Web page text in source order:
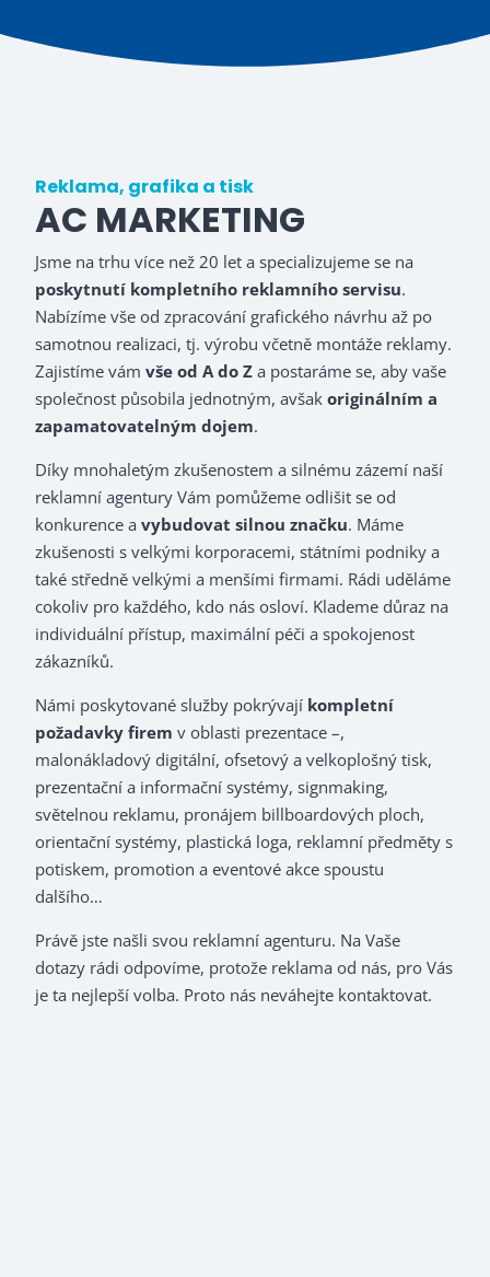
Reklama, grafika a tisk
AC MARKETING
Jsme na trhu více než 20 let a specializujeme se na
poskytnutí kompletního reklamního servisu.
Nabízíme vše od zpracování grafického návrhu až po
samotnou realizaci, tj. výrobu včetně montáže reklamy.
Zajistíme vámvše od A do Z a postaráme se, aby vaše
společnost působila jednotným, avšakoriginálním a
zapamatovatelným dojem.
Díky mnohaletým zkušenostem a silnému zázemí naší
reklamní agentury Vám pomůžeme odlišit se od
konkurence avybudovat silnou značku. Máme
zkušenosti s velkými korporacemi, státními podniky a
také středně velkými a menšími firmami. Rádi uděláme
cokoliv pro každého, kdo nás osloví. Klademe důraz na
individuální přístup, maximální péči a spokojenost
zákazníků.
Námi poskytované služby pokrývají kompletní
požadavky firem v oblasti prezentace –,
malonákladový digitální, ofsetový a velkoplošný tisk,
prezentační a informační systémy, signmaking,
světelnou reklamu, pronájem billboardových ploch,
orientační systémy, plastická loga, reklamní předměty s
potiskem, promotion a eventové akce spoustu
dalšího…
Právě jste našli svou reklamní agenturu. Na Vaše
dotazy rádi odpovíme, protože reklama od nás, pro Vás
je ta nejlepší volba. Proto nás neváhejte kontaktovat.